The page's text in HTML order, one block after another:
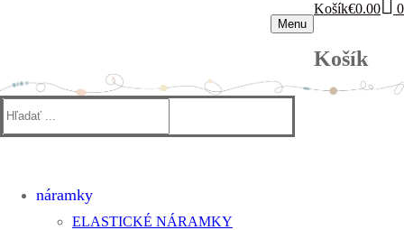
Menu
Košík€0.00 0
Košík
Hľadať:
náramky
ELASTICKÉ NÁRAMKY